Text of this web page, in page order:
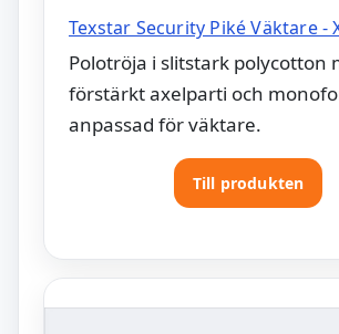
Texstar Security Piké Väktare -
Polotröja i slitstark polycotton
förstärkt axelparti och
anpassad för väktare.
Till produkten